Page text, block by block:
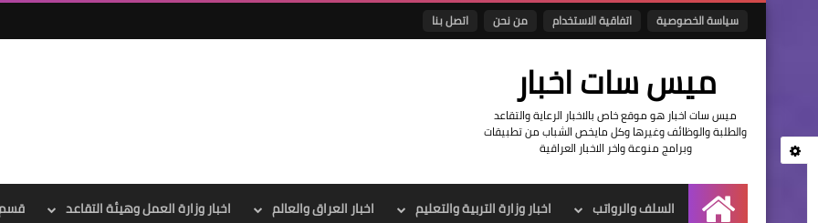
سياسة الخصوصية اتفاقية الاستخدام من نحن اتصل بنا
ميس سات اخبار
ميس سات اخبار هو موقع خاص بالاخبار الرعاية والتقاعد
والطلبة والوظائف وغيرها وكل مايخص الشباب من تطبيقات
وبرامج منوعة واخر الاخبار العراقية
الرئيسية
السلف والرواتب اخبار وزارة التربية والتعليم اخبار العراق والعالم اخبار وزارة العمل وهيئة التقاعد قسم